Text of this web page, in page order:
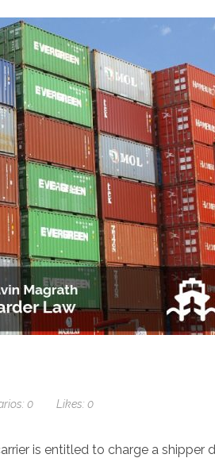
0 Likes: 0
is entitled to charge a shipper